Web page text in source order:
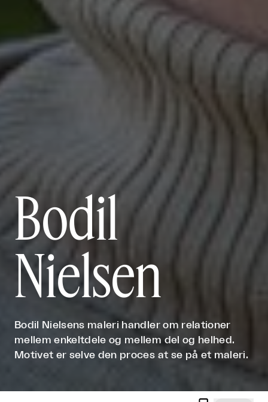
Bodil
Nielsen
Bodil Nielsens maleri handler om relationer
mellem enkeltdele og mellem del og helhed.
Motivet er selve den proces at se på et maleri.